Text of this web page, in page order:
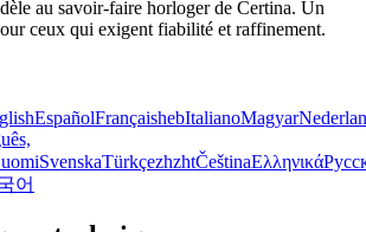
au savoir-faire horloger de Certina. Un
ceux qui exigent fiabilité et raffinement.
EspañolFrançaishebItalianoMagyar
SvenskaTürkçezhzhtČeštinaΕλληνικά
어